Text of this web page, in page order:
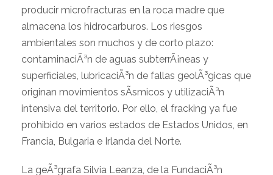
producir microfracturas en la roca madre que
almacena los hidrocarburos. Los riesgos
ambientales son muchos y de corto plazo:
contaminaciÃ³n de aguas subterrÃ¡neas y
superficiales, lubricaciÃ³n de fallas geolÃ³gicas que
originan movimientos sÃ­smicos y utilizaciÃ³n
intensiva del territorio. Por ello, el fracking ya fue
prohibido en varios estados de Estados Unidos, en
Francia, Bulgaria e Irlanda del Norte.
La geÃ³grafa Silvia Leanza, de la FundaciÃ³n